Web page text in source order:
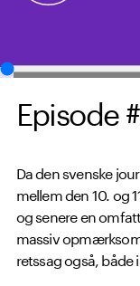
Episode
Da den svenske
mellem den 10. og
og senere en
massiv
retssag også, både